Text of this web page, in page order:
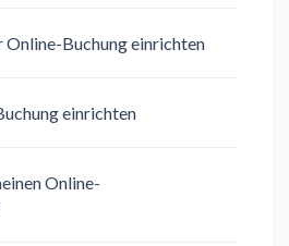
Online-Buchung einrichten
einrichten
Online-